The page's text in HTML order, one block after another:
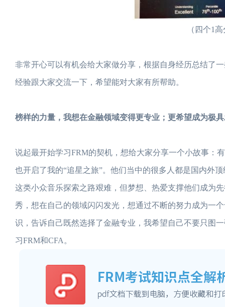
（四个1
非常开心可以有机会给大家做分享，根据自身经历总结了
经验跟大家交流一下，希望能对大家有所帮助。
榜样的力量，我想在金融领域变得更专业；更希望成为极
说起最开始学习FRM的契机，想给大家分享一个小故事：
也开启了我的“追星之旅”。他们当中的很多人都是国内
这类小众音乐探索之路艰难，但梦想、热爱支撑他们成为
秀，想在自己的领域闪闪发光，想通过不断的努力成为一
识，告诉自己既然选择了金融专业，我希望自己不要只图
习FRM和CFA。